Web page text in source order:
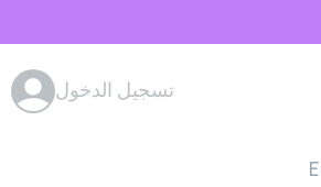
تسجيل الدخول